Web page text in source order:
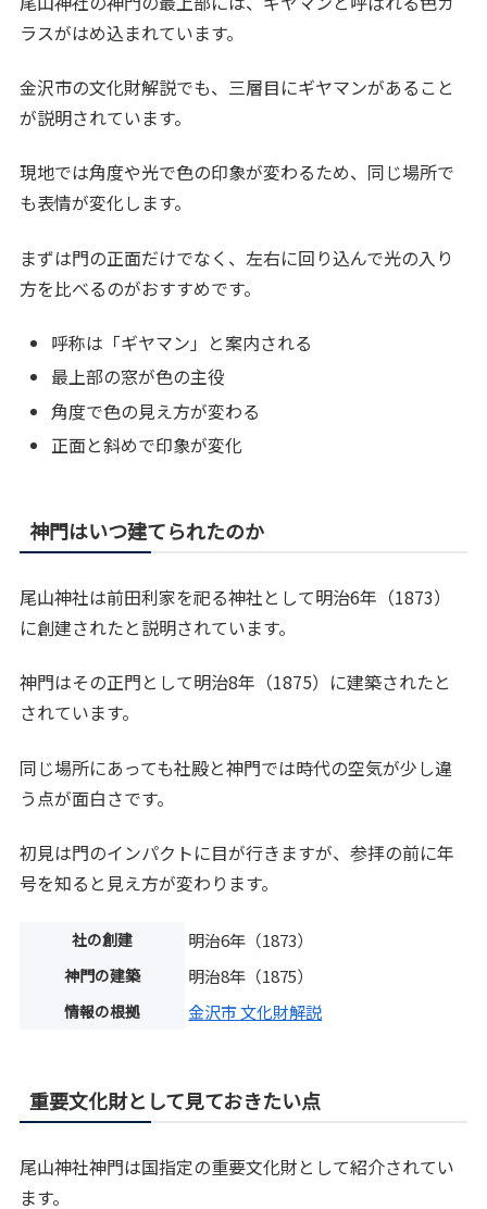
ラスがはめ込まれています。
金沢市の文化財解説でも、三層目にギヤマンがあること
が説明されています。
現地では角度や光で色の印象が変わるため、同じ場所で
も表情が変化します。
まずは門の正面だけでなく、左右に回り込んで光の入り
方を比べるのがおすすめです。
呼称は「ギヤマン」と案内される
最上部の窓が色の主役
角度で色の見え方が変わる
正面と斜めで印象が変化
神門はいつ建てられたのか
尾山神社は前田利家を祀る神社として明治6年（1873）
に創建されたと説明されています。
神門はその正門として明治8年（1875）に建築されたと
されています。
同じ場所にあっても社殿と神門では時代の空気が少し違
う点が面白さです。
初見は門のインパクトに目が行きますが、参拝の前に年
号を知ると見え方が変わります。
社の創建 明治6年（1873）
神門の建築 明治8年（1875）
情報の根拠 金沢市 文化財解説
重要文化財として見ておきたい点
尾山神社神門は国指定の重要文化財として紹介されてい
ます。